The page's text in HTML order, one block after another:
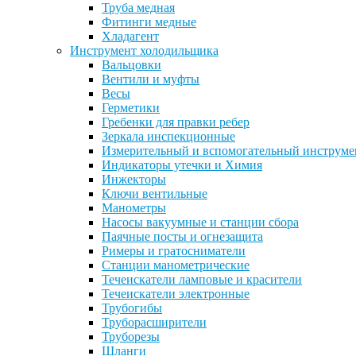
Труба медная
Фитинги медные
Хладагент
Инструмент холодильщика
Вальцовки
Вентили и муфты
Весы
Герметики
Гребенки для правки ребер
Зеркала инспекционные
Измерительный и вспомогательный
Индикаторы утечки и Химия
Инжекторы
Ключи вентильные
Манометры
Насосы вакуумные и станции сбора
Паячные посты и огнезащита
Римеры и гратосниматели
Станции манометрические
Течеискатели ламповые и красители
Течеискатели электронные
Трубогибы
Труборасширители
Труборезы
Шланги